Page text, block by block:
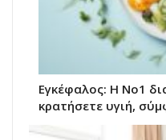
Εγκέφαλος: Η Νο1
κρατήσετε υγιή,